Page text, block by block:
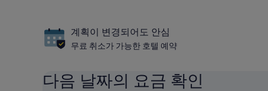
계획이 변경되어도 안심
무료 취소가 가능한 호텔 예약
다음 날짜의 요금 확인